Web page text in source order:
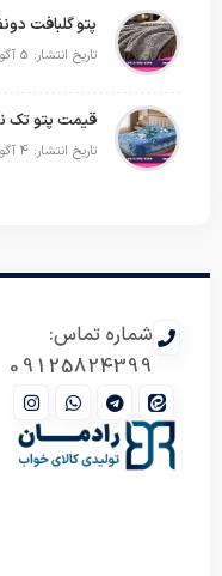
تاریخ انتشار: 5 آگوست 2026
تاریخ انتشار: 4 آگوست 2026
شماره تماس:
09125824399